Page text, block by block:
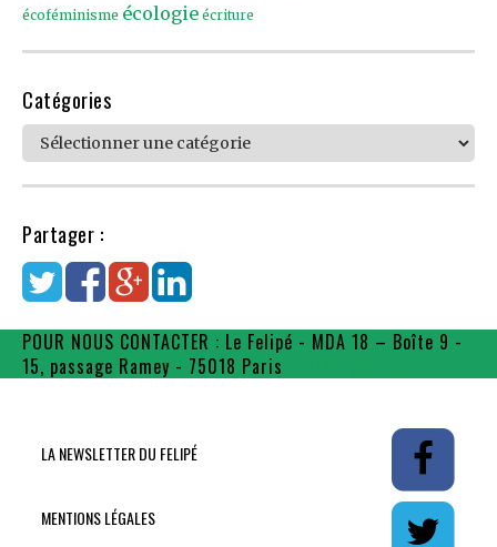
écoféminisme écologie écriture
Catégories
Catégories
Partager :
POUR NOUS CONTACTER : Le Felipé - MDA 18 – Boîte 9 -
15, passage Ramey - 75018 Paris
LA NEWSLETTER DU FELIPÉ
MENTIONS LÉGALES